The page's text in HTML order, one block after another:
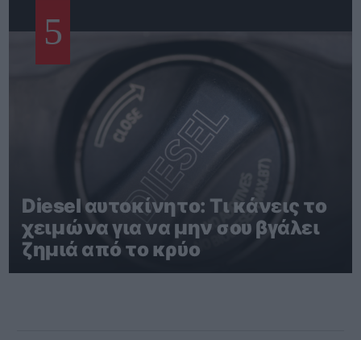
5
Diesel αυτοκίνητο: Τι κάνεις το
χειμώνα για να μην σου βγάλει
ζημιά από το κρύο